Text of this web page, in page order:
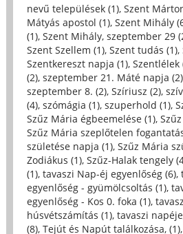
nevű települések (1), Szent
Mátyás apostol (1), Szent Mihály
(1), Szent Mihály, szeptember 29
Szent Szellem (1), Szent tudás (1),
Szentkereszt napja (1), Szentlélek
(2), szeptember 21. Máté napja (2)
szeptember 8. (2), Szíriusz (2),
(4), szómágia (1), szuperhold (1),
Szűz Mária égbeemelése (1),
Szűz Mária szeplőtelen
születése napja (1), Szűz Mária
Zodiákus (1), Szűz-Halak tengely
(1), tavaszi Nap-éj egyenlőség (6),
egyenlőség - gyümölcsoltás (1),
egyenlőség - Kos 0. foka (1),
húsvétszámítás (1), tavaszi
(8), Tejút és Napút találkozása, (1),